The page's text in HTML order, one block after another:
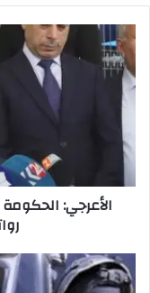
الأعرجي:
الحكومة
الاتحادية
جادة
معالجة
مشكلة
رواتب
اقليم
كوردستان
الأعرجي:
القضاء
العراقي